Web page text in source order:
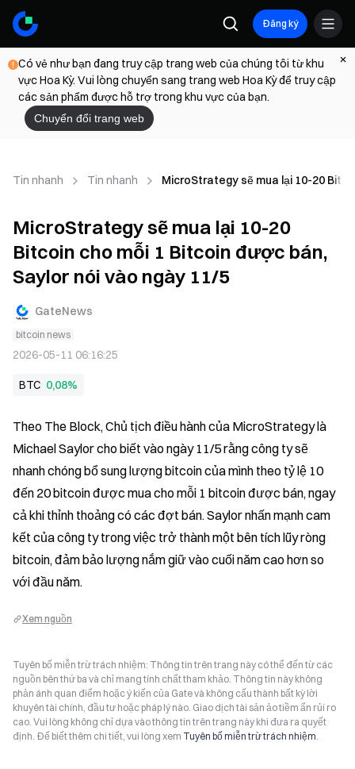
Đăng ký
Có vẻ như bạn đang truy cập trang web của chúng tôi từ khu
vực Hoa Kỳ. Vui lòng chuyển sang trang web Hoa Kỳ để truy cập
các sản phẩm được hỗ trợ trong khu vực của bạn.
Chuyển đổi trang web
Tin nhanh Tin nhanh MicroStrategy sẽ mua lại 10-20
MicroStrategy sẽ mua lại 10-20
Bitcoin cho mỗi 1 Bitcoin được bán,
Saylor nói vào ngày 11/5
GateNews
bitcoin news
2026-05-11 06:16:25
BTC 0,08%
Theo The Block, Chủ tịch điều hành của MicroStrategy là
Michael Saylor cho biết vào ngày 11/5 rằng công ty sẽ
nhanh chóng bổ sung lượng bitcoin của mình theo tỷ lệ 10
đến 20 bitcoin được mua cho mỗi 1 bitcoin được bán, ngay
cả khi thỉnh thoảng có các đợt bán. Saylor nhấn mạnh cam
kết của công ty trong việc trở thành một bên tích lũy ròng
bitcoin, đảm bảo lượng nắm giữ vào cuối năm cao hơn so
với đầu năm.
Xem nguồn
Tuyên bố miễn trừ trách nhiệm: Thông tin trên trang này có thể đến từ các
nguồn bên thứ ba và chỉ mang tính chất tham khảo. Thông tin này không
phản ánh quan điểm hoặc ý kiến của Gate và không cấu thành bất kỳ lời
khuyên tài chính, đầu tư hoặc pháp lý nào. Giao dịch tài sản ảo tiềm ẩn rủi ro
cao. Vui lòng không chỉ dựa vào thông tin trên trang này khi đưa ra quyết
định. Để biết thêm chi tiết, vui lòng xem Tuyên bố miễn trừ trách nhiệm.